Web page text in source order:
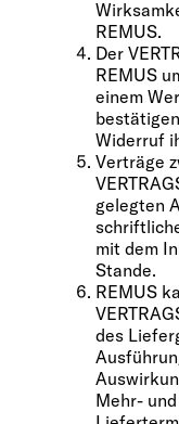
REMUS.
Der
REMUS
einem
Widerruf
Verträge
gelegten
mit dem
Stande.
REMUS
des
Mehr-